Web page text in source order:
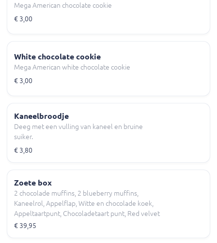
Mega American chocolate cookie
€ 3,00
White chocolate cookie
Mega American white chocolate cookie
€ 3,00
Kaneelbroodje
Deeg met een vulling van kaneel en bruine
suiker.
€ 3,80
Zoete box
2 chocolade muffins, 2 blueberry muffins,
Kaneelrol, Appelflap, Witte en chocolade koek,
Appeltaartpunt, Chocoladetaart punt, Red velvet
taartpunt.
€ 39,95